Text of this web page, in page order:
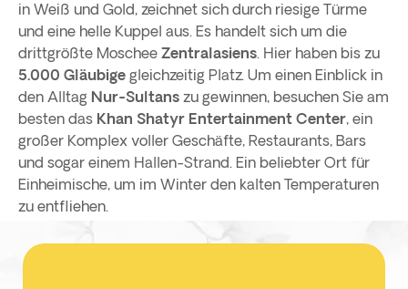
in Weiß und Gold, zeichnet sich durch riesige Türme
und eine helle Kuppel aus. Es handelt sich um die
drittgrößte Moschee Zentralasiens. Hier haben bis zu
5.000 Gläubige gleichzeitig Platz. Um einen Einblick in
den Alltag Nur-Sultans zu gewinnen, besuchen Sie am
besten das Khan Shatyr Entertainment Center, ein
großer Komplex voller Geschäfte, Restaurants, Bars
und sogar einem Hallen-Strand. Ein beliebter Ort für
Einheimische, um im Winter den kalten Temperaturen
zu entfliehen.